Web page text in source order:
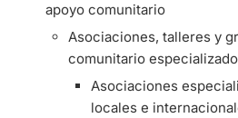
apoyo comunitario
Asociaciones, talleres y
comunitario
Asociaciones
locales e